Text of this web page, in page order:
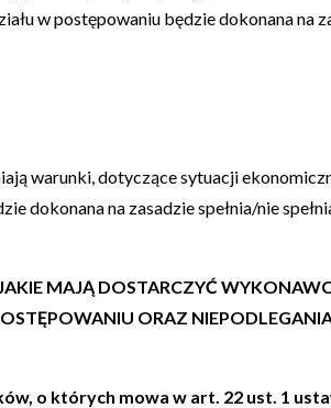
w postępowaniu będzie dokonana na
warunki, dotyczące sytuacji
dokonana na zasadzie spełnia/nie
MAJĄ DOSTARCZYĆ
ORAZ
o których mowa w art. 22 ust. 1